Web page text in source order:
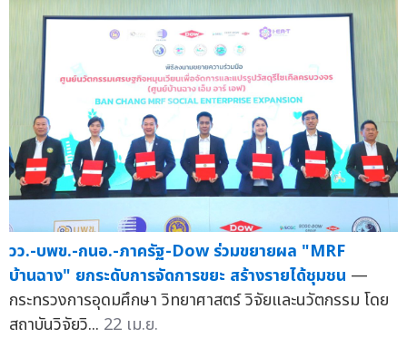
วว.-บพข.-กนอ.-ภาครัฐ-Dow ร่วมขยายผล "MRF
บ้านฉาง" ยกระดับการจัดการขยะ สร้างรายได้ชุมชน —
กระทรวงการอุดมศึกษา วิทยาศาสตร์ วิจัยและนวัตกรรม โดย
สถาบันวิจัยวิ... 22 เม.ย.